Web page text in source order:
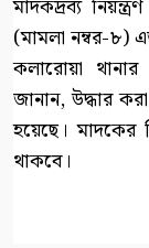
মাদকদ্রব্য
(মামলা নম্বর-৮)
কলারোয়া
জানান, উদ্ধার
হয়েছে।
থাকবে।